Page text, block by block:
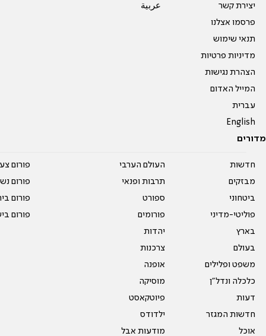
יצירת קשר
פרסמו אצלנו
תנאי שימוש
מדיניות פרטיות
הצהרת נגישות
המייל האדום
עברית
English
عربية
מדורים
חדשות
מבזקים
ביטחוני
פוליטי-מדיני
בארץ
בעולם
משפט ופלילים
כלכלה ונדל"ן
דעות
חדשות המגזר
אוכל
העולם הערבי
תרבות ופנאי
ספורט
פורומים
יהדות
צרכנות
אופנה
מוסיקה
פיוטקאסט
ילדודס
מודעות אבל
פורום
פורום
פורום
פורום